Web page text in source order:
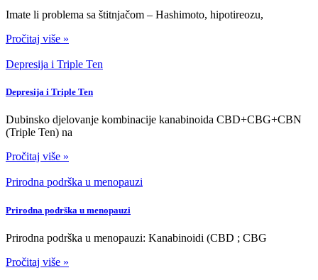
Imate li problema sa štitnjačom – Hashimoto, hipotireozu,
Pročitaj više »
Depresija i Triple Ten
Depresija i Triple Ten
Dubinsko djelovanje kombinacije kanabinoida CBD+CBG+CBN
(Triple Ten) na
Pročitaj više »
Prirodna podrška u menopauzi
Prirodna podrška u menopauzi
Prirodna podrška u menopauzi: Kanabinoidi (CBD ; CBG
Pročitaj više »